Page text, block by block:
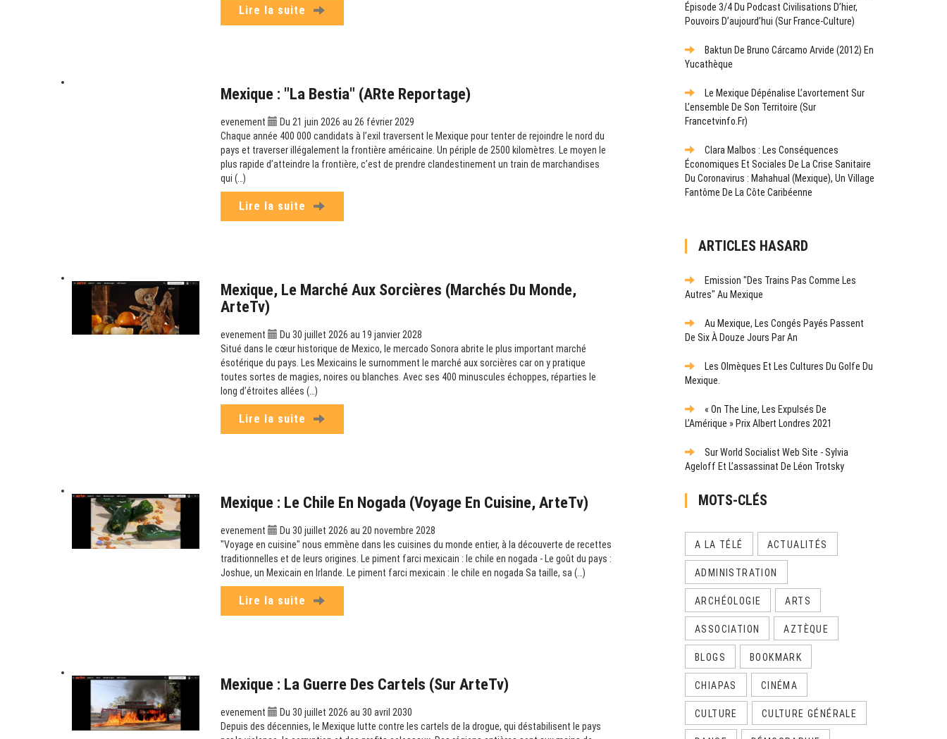
Lire la suite
Mexique : "La Bestia" (ARte Reportage)
evenement
Du 21 juin 2026 au 26 février 2029
Chaque année 400 000 candidats à l’exil traversent le Mexique pour tenter de rejoindre le nord du
pays et traverser illégalement la frontière américaine. Un périple de 2500 kilomètres. Le moyen le
plus rapide d’atteindre la frontière, c’est de prendre clandestinement un train de marchandises
qui (…)
Lire la suite
Mexique, Le Marché Aux Sorcières (Marchés Du Monde,
ArteTv)
evenement
Du 30 juillet 2026 au 19 janvier 2028
Situé dans le cœur historique de Mexico, le mercado Sonora abrite le plus important marché
ésotérique du pays. Les Mexicains le surnomment le marché aux sorcières car on y pratique
toutes sortes de magies, noires ou blanches. Avec ses 400 minuscules échoppes, réparties le
long d’étroites allées (…)
Lire la suite
Mexique : Le Chile En Nogada (Voyage En Cuisine, ArteTv)
evenement
Du 30 juillet 2026 au 20 novembre 2028
"Voyage en cuisine" nous emmène dans les cuisines du monde entier, à la découverte de recettes
traditionnelles et de leurs origines. Le piment farci mexicain : le chile en nogada - Le goût du pays :
Joshue, un Mexicain en Irlande. Le piment farci mexicain : le chile en nogada Sa taille, sa (…)
Lire la suite
Mexique : La Guerre Des Cartels (sur ArteTv)
evenement
Du 30 juillet 2026 au 30 avril 2030
Depuis des décennies, le Mexique lutte contre les cartels de la drogue, qui déstabilisent le pays
Épisode 3/4 Du Podcast Civilisations D’hier,
Pouvoirs D’aujourd’hui (sur France-Culture)
Baktun De Bruno Cárcamo Arvide (2012) En
Yucathèque
Le Mexique Dépénalise L’avortement Sur
L’ensemble De Son Territoire (sur
Francetvinfo.fr)
Clara Malbos : Les Conséquences
Économiques Et Sociales De La Crise Sanitaire
Du Coronavirus : Mahahual (Mexique), Un Village
Fantôme De La Côte Caribéenne
ARTICLES HASARD
Emission "Des Trains Pas Comme Les
Autres" Au Mexique
Au Mexique, Les Congés Payés Passent
De Six À Douze Jours Par An
Les Olmèques Et Les Cultures Du Golfe Du
Mexique.
« On The Line, Les Expulsés De
L’Amérique » Prix Albert Londres 2021
Sur World Socialist Web Site - Sylvia
Ageloff Et L’assassinat De Léon Trotsky
MOTS-CLÉS
A LA TÉLÉ ACTUALITÉS
ADMINISTRATION
ARCHÉOLOGIE ARTS
ASSOCIATION AZTÈQUE
BLOGS BOOKMARK
CHIAPAS CINÉMA
CULTURE CULTURE GÉNÉRALE